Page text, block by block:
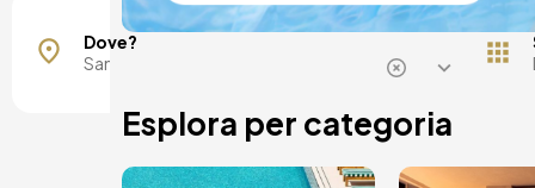
Dove?
Esplora per categoria